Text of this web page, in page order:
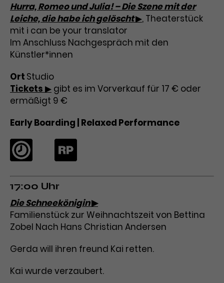
Hurra, Romeo und Julia! – Die Szene mit der
Leiche, die habe ich gelöscht▶, Theaterstück
mit i can be your translator
Im Anschluss Nachgespräch mit den
Künstler*innen
Ort Studio
Tickets ▶ gibt es im Vorverkauf für 17 € oder
ermäßigt 9 €
Early Boarding | Relaxed Performance
17:00 Uhr
Die Schneekönigin▶
Familienstück zur Weihnachtszeit von Bettina
Zobel Nach Hans Christian Andersen
Gerda will ihren freund Kai retten.
Kai wurde verzaubert.